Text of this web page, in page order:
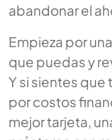
abandonar el
Empieza por
que puedas y
Y si sientes
por costos
mejor tarjeta,